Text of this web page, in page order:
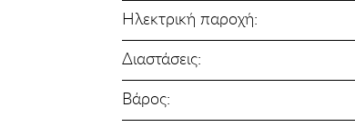
Ηλεκτρική παροχή:
Διαστάσεις:
Βάρος: